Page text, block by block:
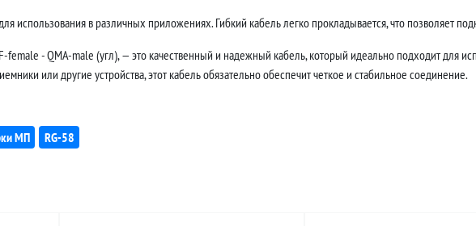
использования в различных приложениях. Гибкий кабель легко прокладывается, что позволяет
female - QMA-male (угл), — это качественный и надежный кабель, который идеально подходит для
или другие устройства, этот кабель обязательно обеспечит четкое и стабильное соединение.
МП RG-58